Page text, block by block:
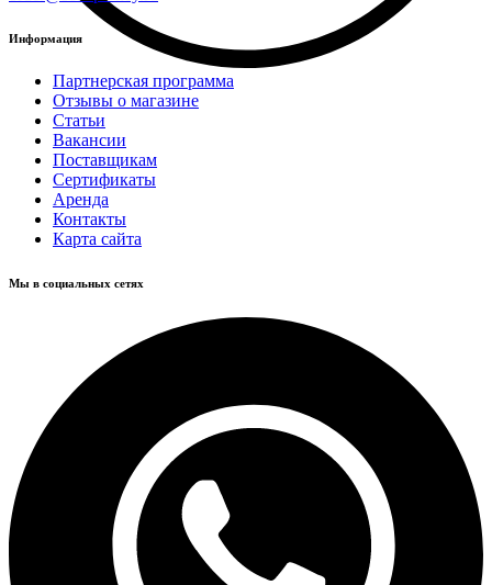
Информация
Партнерская программа
Отзывы о магазине
Статьи
Вакансии
Поставщикам
Сертификаты
Аренда
Контакты
Карта сайта
Мы в социальных сетях